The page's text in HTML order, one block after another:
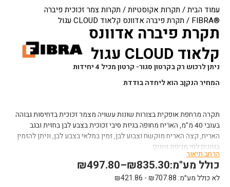
עמוד הבית/ תקרות אקוסטיות/ תקרות צמר זכוכית פיברה
®FIBRA
/ תקרת פיברה אדוונס קלאוד CLOUD עגול
תקרת פיברה אדוונס
קלאוד CLOUD עגול
ניתן לרכוש רק בקרטון סגור- קרטון מכיל 4 יחידות
המחיר הנקןב הוא ליחדה בודדת
תקרה מרחפת אופקית בצורות שונות עשויה מצמר זכוכית בדחיסות גבוהה
בעובי 40 מ”מ, האריח מחופה בגיזת סיבי זכוכית בצבע לבן בחזית ובגב
האריח, קצה האריח מוקשח וצבוע לבן, זמין במלאי בצבע לבן, וניתן להזמין
בגוונים לפי מניפת גוונים.
המוצר מיועד לחללים גבוהים עם תקרת רקע ליצירת מראה ייחודי בגבהים
שונים ובצורות גיאומטריות שונות עם בליעה אקוסטית ברמה גבוהה.
הרחב תיאור
₪497.80–₪835.30כולל מע"מ:
לא כולל מע״מ: ₪707.88
-
₪421.86